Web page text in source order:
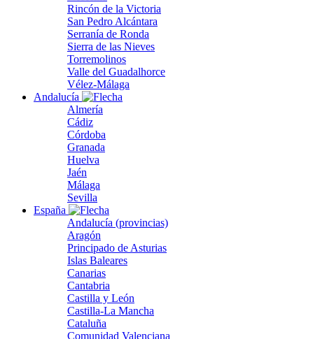
Rincón de la Victoria
San Pedro Alcántara
Serranía de Ronda
Sierra de las Nieves
Torremolinos
Valle del Guadalhorce
Vélez-Málaga
Andalucía
Almería
Cádiz
Córdoba
Granada
Huelva
Jaén
Málaga
Sevilla
España
Andalucía (provincias)
Aragón
Principado de Asturias
Islas Baleares
Canarias
Cantabria
Castilla y León
Castilla-La Mancha
Cataluña
Comunidad Valenciana